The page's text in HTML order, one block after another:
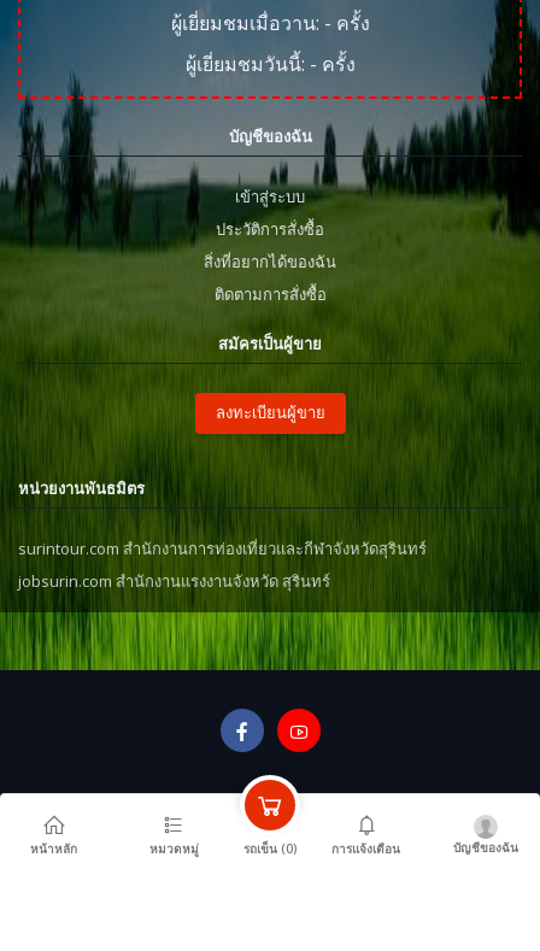
ผู้เยี่ยมชมเมื่อวาน: - ครั้ง
ผู้เยี่ยมชมวันนี้: - ครั้ง
บัญชีของฉัน
เข้าสู่ระบบ
ประวัติการสั่งซื้อ
สิ่งที่อยากได้ของฉัน
ติดตามการสั่งซื้อ
สมัครเป็นผู้ขาย
ลงทะเบียนผู้ขาย
หน่วยงานพันธมิตร
surintour.com สำนักงานการท่องเที่ยวและกีฬาจังหวัดสุรินทร์
jobsurin.com สำนักงานแรงงานจังหวัด สุรินทร์
หน้าหลัก หมวดหมู่ รถเข็น (0) การแจ้งเตือน บัญชีของฉัน